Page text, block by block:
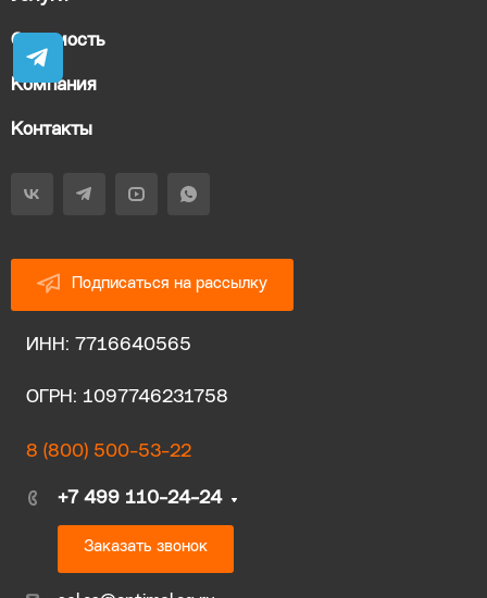
Стоимость
Компания
Контакты
Подписаться на рассылку
ИНН: 7716640565
ОГРН: 1097746231758
8 (800) 500-53-22
+7 499 110-24-24
Заказать звонок